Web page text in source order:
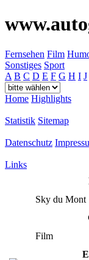
Fernsehen Film
Sonstiges Sport
A B C D E F G H I J
Home Highlights
Statistik Sitemap
Datenschutz
Links
Sky du Mont
Film